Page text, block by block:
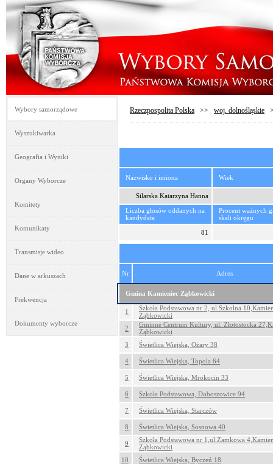
Wybory samorządowe
Wyszukiwarka
Geografia i Wyniki
Organy Wyborcze
Komitety
Komunikaty
Transmisje wideo
Dane w arkuszach
Frekwencja
Dokumenty wyborcze
Rzeczpospolita Polska >> woj. dolnośląskie
Nazwisko i imiona Wiek
Silarska Katarzyna Hanna
Liczba głosów oddanych na
kandydata
Procent ważnych
skali okręgu
81
Nr Adres
Gmina Kamieniec Ząbkowicki
1
Szkoła Podstawowa nr 2, ul.Szkolna
Ząbkowicki
2
Gminne Centrum Kultury, ul. Złotostocka
Ząbkowicki
3
Świetlica Wiejska, Ożary 38
4 Świetlica Wiejska, Topola 64
5 Świetlica Wiejska, Mrokocin 33
6 Szkoła Podstawowa, Doboszowice 94
7 Świetlica Wiejska, Starczów
8 Świetlica Wiejska, Sosnowa 40
9
Szkoła Podstawowa nr 1,ul.Zamkowa
Ząbkowicki
10
Świetlica Wiejska, Byczeń 18